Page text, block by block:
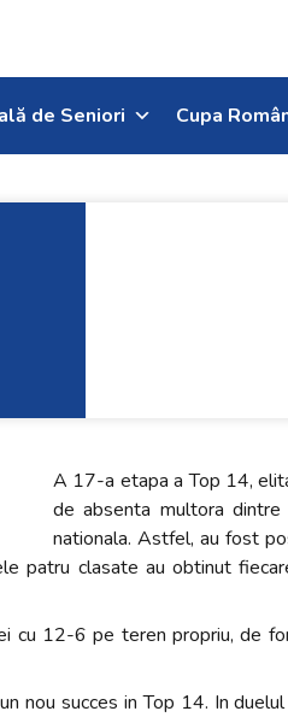
de Seniori Cupa
A 17-a etapa a Top 14,
de absenta multora
nationala. Astfel, au fost
patru clasate au obtinut
cu 12-6 pe teren propriu, de
nou succes in Top 14. In